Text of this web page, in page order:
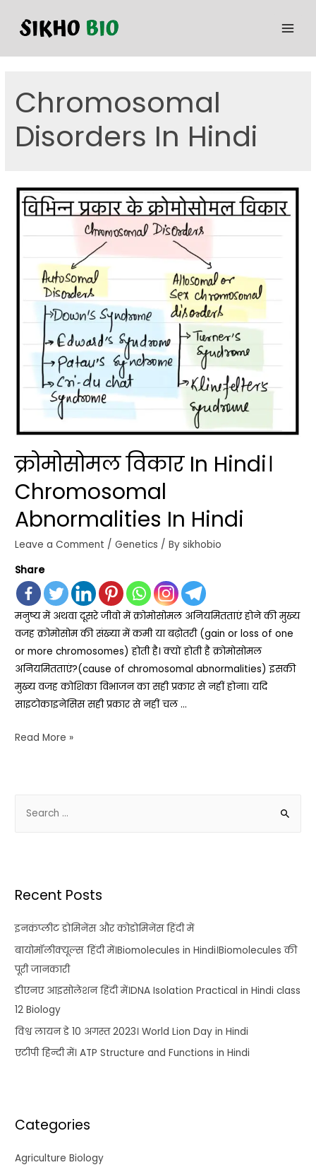
Chromosomal
Disorders In Hindi
क्रोमोसोमल विकार In Hindi।
Chromosomal
Abnormalities In Hindi
Leave a Comment /Genetics / Bysikhobio
Share
मनुष्य में अथवा दूसरे जीवो में क्रोमोसोमल अनियमितताएं होने की मुख्य
वजह क्रोमोसोम की संख्या में कमी या बढ़ोतरी (gain or loss of one
or more chromosomes) होती है। क्यों होती है क्रोमोसोमल
अनियमितताएं?(cause of chromosomal abnormalities) इसकी
मुख्य वजह कोशिका विभाजन का सही प्रकार से नहीं होना। यदि
साइटोकाइनेसिस सही प्रकार से नहीं चल …
Read More »
Recent Posts
इनकंप्लीट डोमिनेंस और कोडोमिनेंस हिंदी में
बायोमॉलीक्यूल्स हिंदी में।Biomolecules in Hindi।Biomolecules की
पूरी जानकारी
डीएनए आइसोलेशन हिंदी में।DNA Isolation Practical in Hindi class
12 Biology
विश्व लायन डे 10 अगस्त 2023। World Lion Day in Hindi
एटीपी हिन्दी में। ATP Structure and Functions in Hindi
Categories
Agriculture Biology